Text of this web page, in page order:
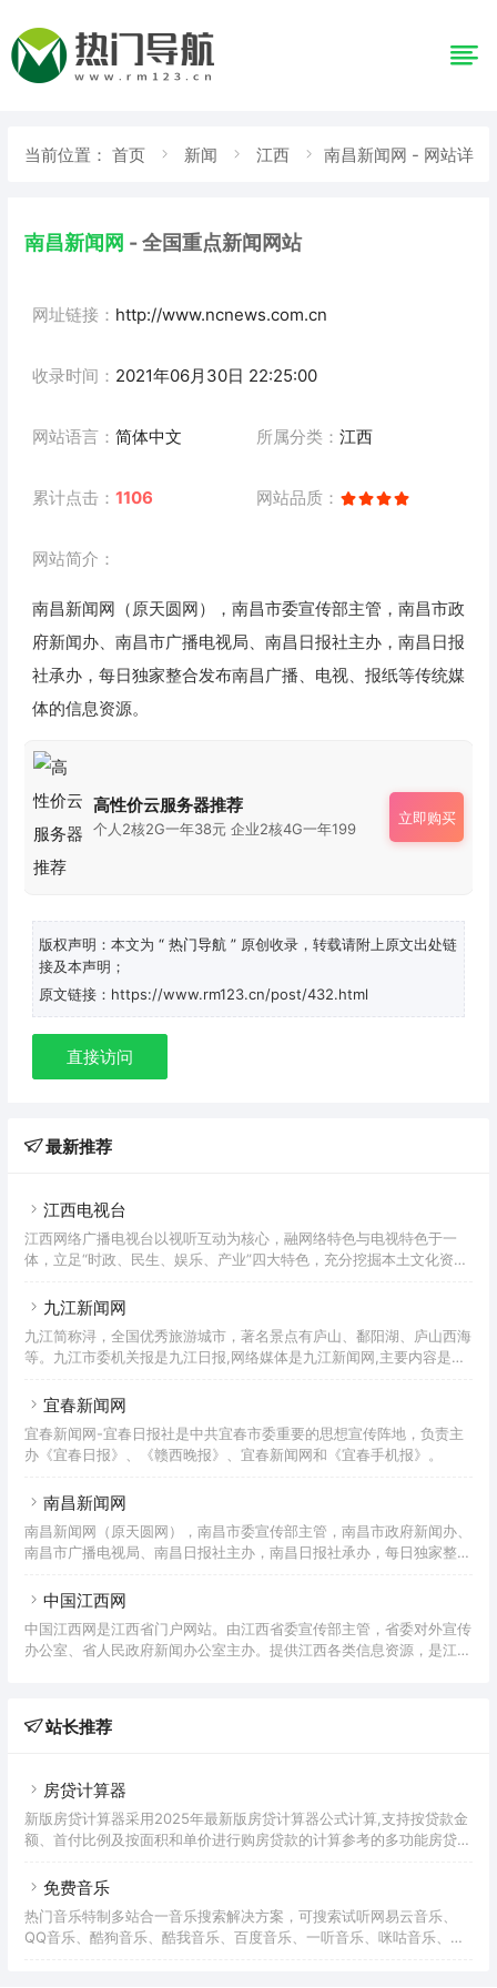
当前位置： 首页 新闻 江西 南昌新闻网 - 网站详
南昌新闻网 - 全国重点新闻网站
网址链接： http://www.ncnews.com.cn
收录时间： 2021年06月30日 22:25:00
网站语言： 简体中文 所属分类： 江西
累计点击： 1106 网站品质：
网站简介：
南昌新闻网（原天圆网），南昌市委宣传部主管，南昌市政
府新闻办、南昌市广播电视局、南昌日报社主办，南昌日报
社承办，每日独家整合发布南昌广播、电视、报纸等传统媒
体的信息资源。
高性价云服务器推荐
个人2核2G一年38元 企业2核4G一年199
立即购买
版权声明：本文为 “ 热门导航 ” 原创收录，转载请附上原文出处链
接及本声明；
原文链接：https://www.rm123.cn/post/432.html
直接访问
最新推荐
江西电视台
江西网络广播电视台以视听互动为核心，融网络特色与电视特色于一
体，立足“时政、民生、娱乐、产业”四大特色，充分挖掘本土文化资
九江新闻网
九江简称浔，全国优秀旅游城市，著名景点有庐山、鄱阳湖、庐山西海
等。九江市委机关报是九江日报,网络媒体是九江新闻网,主要内容是九
宜春新闻网
宜春新闻网-宜春日报社是中共宜春市委重要的思想宣传阵地，负责主
办《宜春日报》、《赣西晚报》、宜春新闻网和《宜春手机报》。
南昌新闻网
南昌新闻网（原天圆网），南昌市委宣传部主管，南昌市政府新闻办、
南昌市广播电视局、南昌日报社主办，南昌日报社承办，每日独家整合
中国江西网
中国江西网是江西省门户网站。由江西省委宣传部主管，省委对外宣传
办公室、省人民政府新闻办公室主办。提供江西各类信息资源，是江西
站长推荐
房贷计算器
新版房贷计算器采用2025年最新版房贷计算器公式计算,支持按贷款金
额、首付比例及按面积和单价进行购房贷款的计算参考的多功能房贷计
贷款利率、首付、月供明细等提供计算参考。
免费音乐
热门音乐特制多站合一音乐搜索解决方案，可搜索试听网易云音乐、
QQ音乐、酷狗音乐、酷我音乐、百度音乐、一听音乐、咪咕音乐、荔